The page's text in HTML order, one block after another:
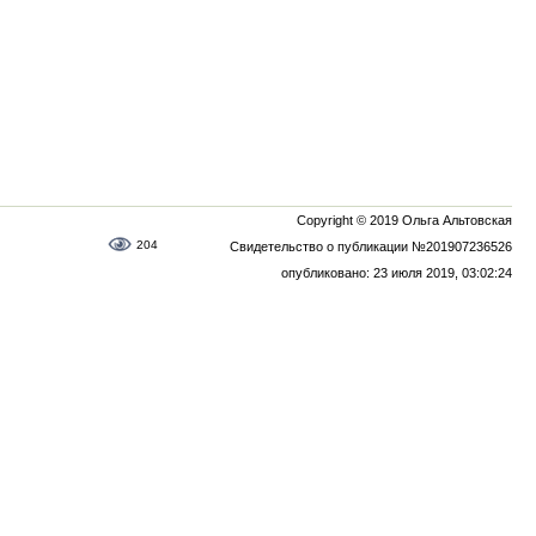
Copyright © 2019 Ольга Альтовская
Свидетельство о публикации №201907236526
опубликовано: 23 июля 2019, 03:02:24
204